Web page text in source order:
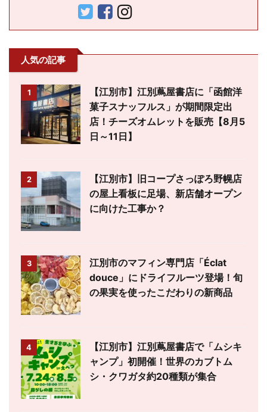
人気の記事
1
【江別市】江別蔦屋書店に「函館洋
菓子スナッフルス」が期間限定出
店！チーズオムレットを販売【8月5
日～11日】
2
【江別市】旧コープさっぽろ野幌店
の屋上看板に足場、新店舗オープン
に向けた工事か？
3
江別市のマフィン専門店「Éclat
douce」にドライフルーツ登場！旬
の果実を使ったこだわりの新商品
4
【江別市】江別蔦屋書店で「ムシキ
ャンプ」初開催！世界のカブトム
シ・クワガタ約20種類が集合